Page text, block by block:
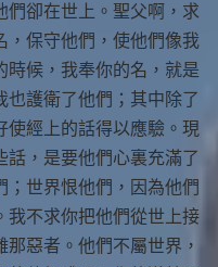
們卻在世上。聖父啊，求
，保守他們，使他們像我
時候，我奉你的名，就是
也護衛了他們；其中除了
使經上的話得以應驗。現
話，是要他們心裏充滿了
；世界恨他們，因為他們
我不求你把他們從世上接
惡者。他們不屬世界，